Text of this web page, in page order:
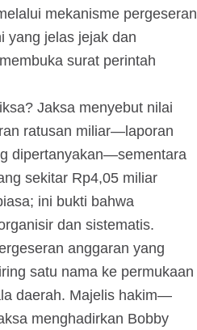
mekanisme pergeseran
yang jelas jejak dan
surat perintah
Jaksa menyebut nilai
ratusan miliar—laporan
dipertanyakan—sementara
sekitar Rp4,05 miliar
ini bukti bahwa
dan sistematis.
anggaran yang
satu nama ke permukaan
daerah. Majelis hakim—
menghadirkan Bobby